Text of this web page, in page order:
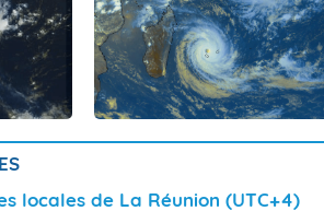
locales de La Réunion (UTC+4)